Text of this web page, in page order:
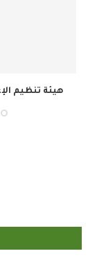
هيئة تنظيم